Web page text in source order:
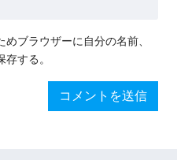
ブラウザーに自分の名前、
する。